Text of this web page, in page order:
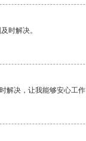
时解决。
解决，让我能够安心工